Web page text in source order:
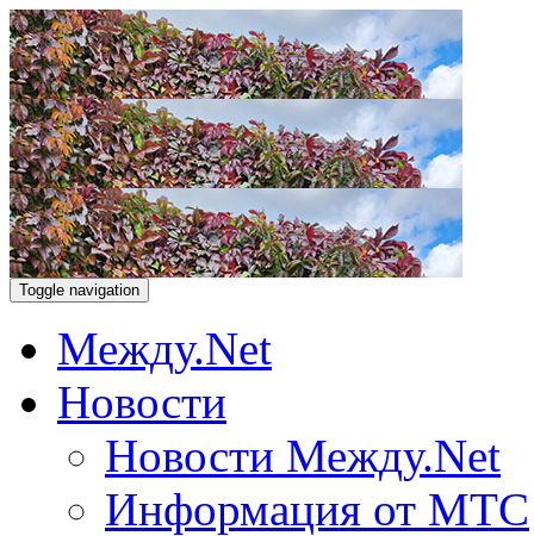
Toggle navigation
Между.Net
Новости
Новости Между.Net
Информация от МТС